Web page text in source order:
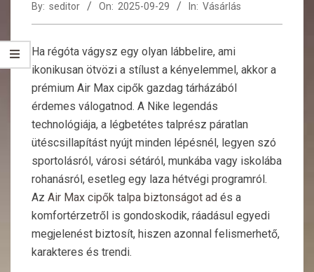
By: seditor On: 2025-09-29 In: Vásárlás
Ha régóta vágysz egy olyan lábbelire, ami
ikonikusan ötvözi a stílust a kényelemmel, akkor a
prémium Air Max cipők gazdag tárházából
érdemes válogatnod. A Nike legendás
technológiája, a légbetétes talprész páratlan
ütéscsillapítást nyújt minden lépésnél, legyen szó
sportolásról, városi sétáról, munkába vagy iskolába
rohanásról, esetleg egy laza hétvégi programról.
Az Air Max cipők talpa biztonságot ad és a
komfortérzetről is gondoskodik, ráadásul egyedi
megjelenést biztosít, hiszen azonnal felismerhető,
karakteres és trendi.